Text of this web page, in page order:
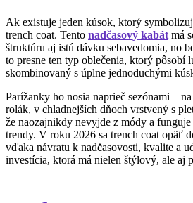
Ak existuje jeden kúsok, ktorý
trench coat. Tento nadčasový kabát má
štruktúru aj istú dávku sebavedomia, no
to presne ten typ oblečenia, ktorý pôsobí
skombinovaný s úplne jednoduchými
Parížanky ho nosia naprieč sezónami –
rolák, v chladnejších dňoch vrstvený s
že naozajnikdy nevyjde z módy a
trendy. V roku 2026 sa trench coat opäť
vďaka návratu k nadčasovosti, kvalite a
investícia, ktorá má nielen štýlový, ale aj